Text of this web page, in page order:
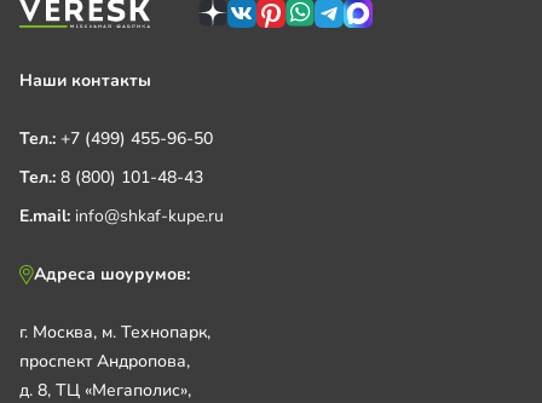
Наши контакты
Тел.: +7 (499) 455-96-50
Тел.: 8 (800) 101-48-43
E.mail: info@shkaf-kupe.ru
Адреса шоурумов:
г. Москва, м. Технопарк,
проспект Андропова,
д. 8, ТЦ «Мегаполис»,